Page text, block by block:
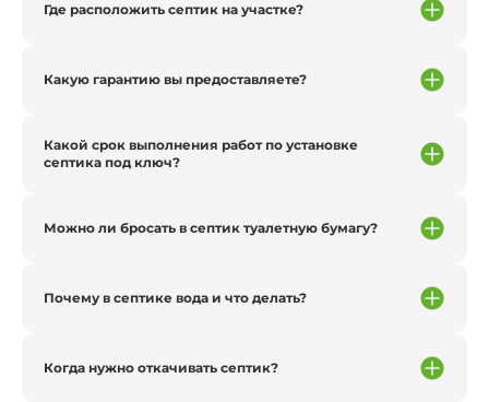
Где расположить септик на участке?
Какую гарантию вы предоставляете?
Какой срок выполнения работ по установке
септика под ключ?
Можно ли бросать в септик туалетную бумагу?
Почему в септике вода и что делать?
Когда нужно откачивать септик?